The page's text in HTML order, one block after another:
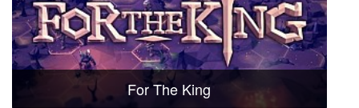
For The King